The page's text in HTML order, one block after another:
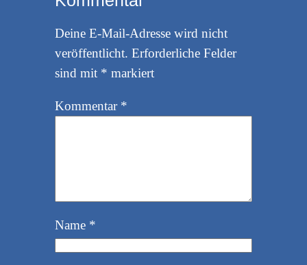
Deine E-Mail-Adresse wird nicht
veröffentlicht. Erforderliche Felder
sind mit * markiert
Kommentar *
Name *